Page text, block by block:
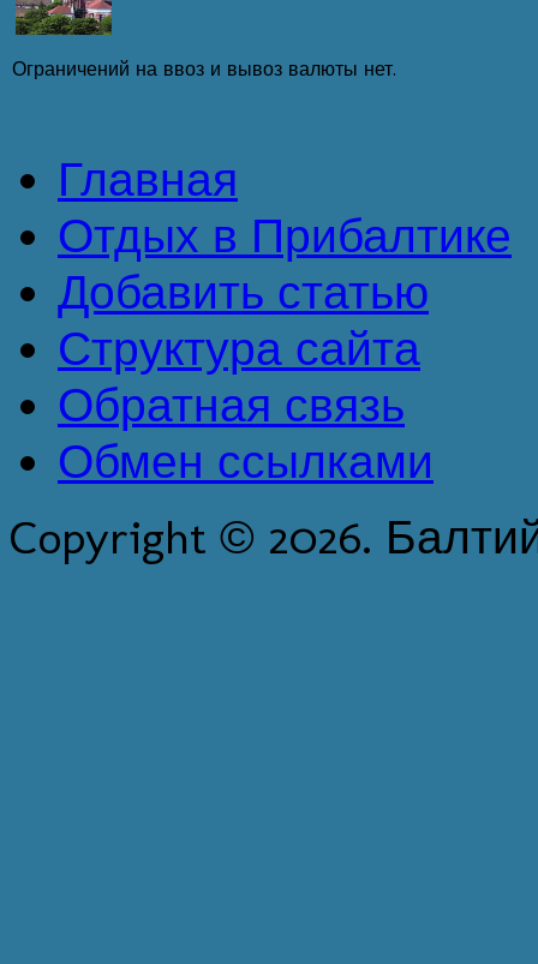
Ограничений на ввоз и вывоз валюты нет.
Главная
Отдых в Прибалтике
Добавить статью
Структура сайта
Обратная связь
Обмен ссылками
Copyright © 2026.